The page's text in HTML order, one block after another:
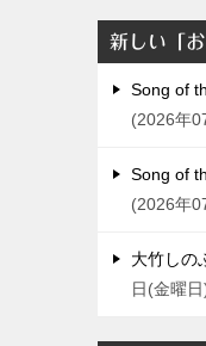
新しい「お
Song of
2026年
Song of
2026年
大竹しの
日(金曜日